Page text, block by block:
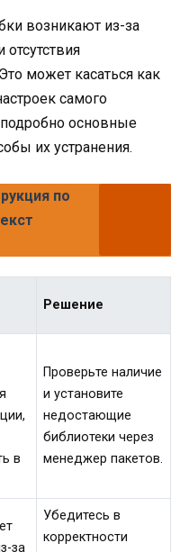
возникают из-за
может касаться как
самого
основные
их устранения.
по
Решение
в
Проверьте наличие
и установите
недостающие
библиотеки через
менеджер пакетов.
за
Убедитесь в
корректности